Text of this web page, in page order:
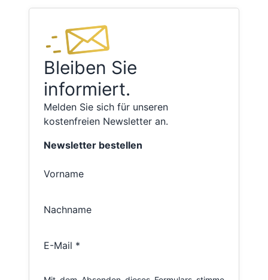
Bleiben Sie
informiert.
Melden Sie sich für unseren
kostenfreien Newsletter an.